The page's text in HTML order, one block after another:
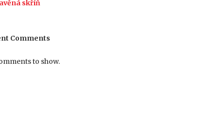
skříň
Comments
to show.